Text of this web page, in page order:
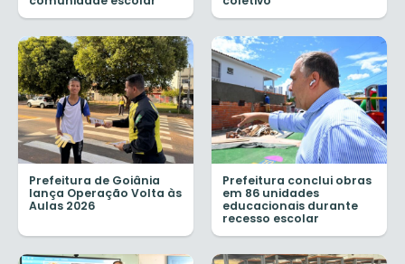
Prefeitura de Goiânia
lança Operação Volta às
Aulas 2026
Prefeitura conclui obras
em 86 unidades
educacionais durante
recesso escolar